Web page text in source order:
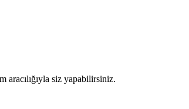
aracılığıyla siz yapabilirsiniz.